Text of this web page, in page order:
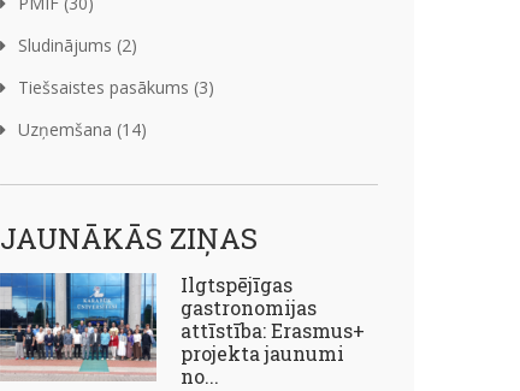
Sludinājums (2)
Tiešsaistes pasākums (3)
Uzņemšana (14)
JAUNĀKĀS ZIŅAS
Ilgtspējīgas
gastronomijas
attīstība: Erasmus+
projekta jaunumi
no...